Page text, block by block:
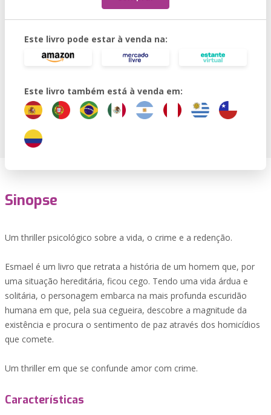
Este livro pode estar à venda na:
Este livro também está à venda em:
Sinopse
Um thriller psicológico sobre a vida, o crime e a redenção.
Esmael é um livro que retrata a história de um homem que, por
uma situação hereditária, ficou cego. Tendo uma vida árdua e
solitária, o personagem embarca na mais profunda escuridão
humana em que, pela sua cegueira, descobre a magnitude da
existência e procura o sentimento de paz através dos homicídios
que comete.
Um thriller em que se confunde amor com crime.
Características